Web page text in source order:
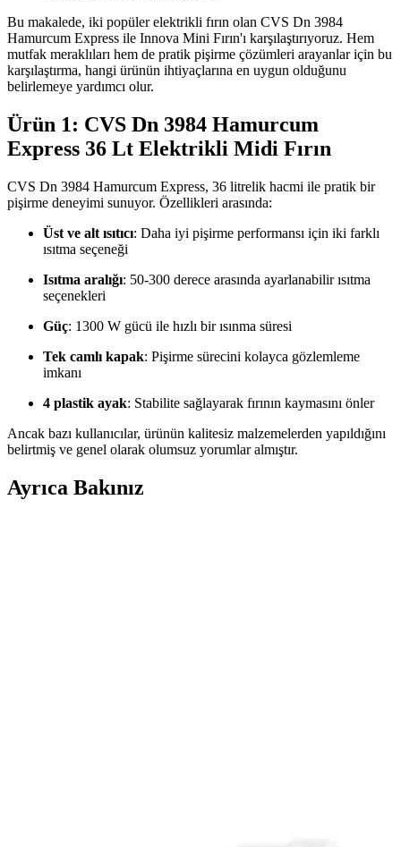
Bu makalede, iki popüler elektrikli fırın olan CVS Dn 3984
Hamurcum Express ile Innova Mini Fırın'ı karşılaştırıyoruz. Hem
mutfak meraklıları hem de pratik pişirme çözümleri arayanlar için bu
karşılaştırma, hangi ürünün ihtiyaçlarına en uygun olduğunu
belirlemeye yardımcı olur.
Ürün 1: CVS Dn 3984 Hamurcum
Express 36 Lt Elektrikli Midi Fırın
CVS Dn 3984 Hamurcum Express, 36 litrelik hacmi ile pratik bir
pişirme deneyimi sunuyor. Özellikleri arasında:
Üst ve alt ısıtıcı: Daha iyi pişirme performansı için iki farklı
ısıtma seçeneği
Isıtma aralığı: 50-300 derece arasında ayarlanabilir ısıtma
seçenekleri
Güç: 1300 W gücü ile hızlı bir ısınma süresi
Tek camlı kapak: Pişirme sürecini kolayca gözlemleme
imkanı
4 plastik ayak: Stabilite sağlayarak fırının kaymasını önler
Ancak bazı kullanıcılar, ürünün kalitesiz malzemelerden yapıldığını
belirtmiş ve genel olarak olumsuz yorumlar almıştır.
Ayrıca Bakınız